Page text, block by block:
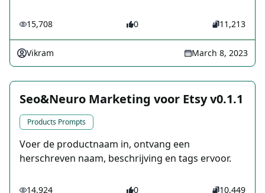
15,708 0 11,213
Vikram March 8, 2023
Seo&Neuro Marketing voor Etsy v0.1.1
Products Prompts
Voer de productnaam in, ontvang een
herschreven naam, beschrijving en tags ervoor.
14,924 0 10,449